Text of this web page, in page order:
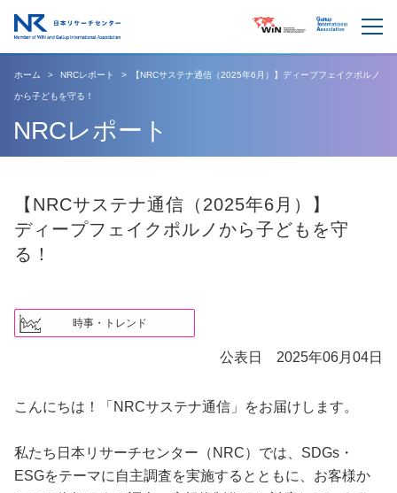
ホーム NRCレポート 【NRCサステナ通信（2025年6月）】ディープフェイクポルノ
から子どもを守る！
NRCレポート
【NRCサステナ通信（2025年6月）】
ディープフェイクポルノから子どもを守
る！
時事・トレンド
公表日 2025年06月04日
こんにちは！「NRCサステナ通信」をお届けします。
私たち日本リサーチセンター（NRC）では、SDGs・
ESGをテーマに自主調査を実施するとともに、お客様か